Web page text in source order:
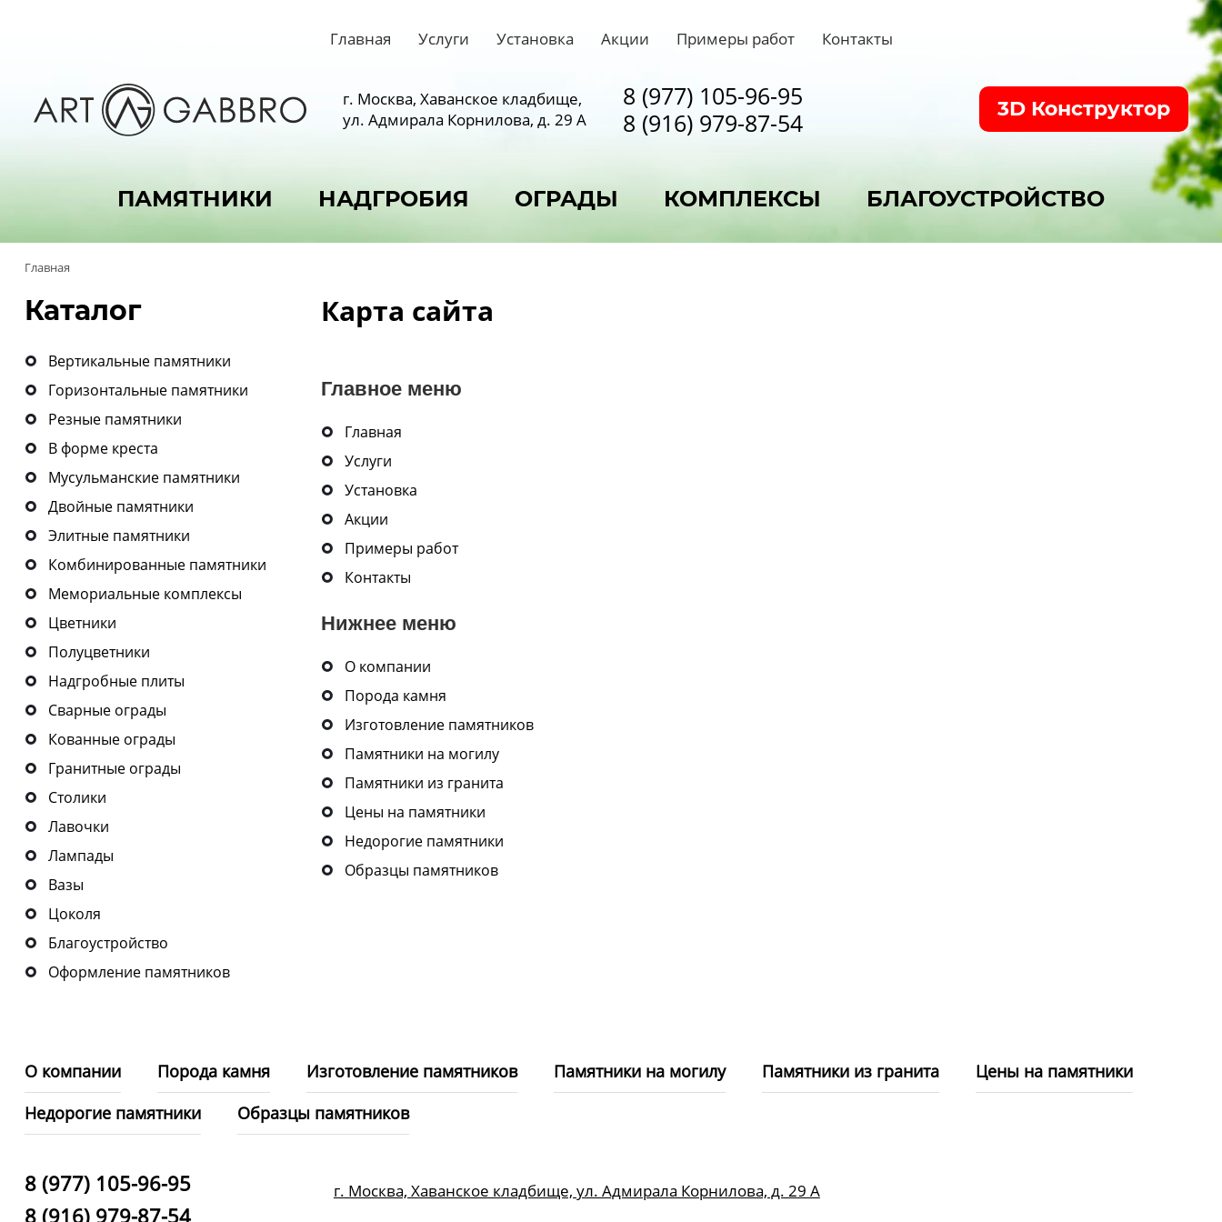
Главная Услуги Установка Акции Примеры работ Контакты
г. Москва, Хаванское кладбище,
ул. Адмирала Корнилова, д. 29 А
8 (977) 105-96-95
8 (916) 979-87-54
3D Конструктор
ПАМЯТНИКИ НАДГРОБИЯ ОГРАДЫ КОМПЛЕКСЫ БЛАГОУСТРОЙСТВО
Главная
Карта сайта
Главное меню
Главная
Услуги
Установка
Акции
Примеры работ
Контакты
Нижнее меню
О компании
Порода камня
Изготовление памятников
Памятники на могилу
Памятники из гранита
Цены на памятники
Недорогие памятники
Образцы памятников
Каталог
Вертикальные памятники
Горизонтальные памятники
Резные памятники
В форме креста
Мусульманские памятники
Двойные памятники
Элитные памятники
Комбинированные памятники
Мемориальные комплексы
Цветники
Полуцветники
Надгробные плиты
Сварные ограды
Кованные ограды
Гранитные ограды
Столики
Лавочки
Лампады
Вазы
Цоколя
Благоустройство
Оформление памятников
О компании Порода камня Изготовление памятников Памятники на могилу Памятники из гранита
Цены на памятники
Недорогие памятники
Образцы памятников
8 (977) 105-96-95
8 (916) 979-87-54
г. Москва, Хаванское кладбище, ул. Адмирала Корнилова, д. 29 А